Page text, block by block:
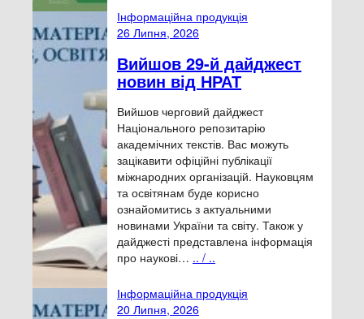
Інформаційна продукція
26 Липня, 2026
Вийшов 29-й дайджест
новин від НРАТ
Вийшов черговий дайджест
Національного репозитарію
академічних текстів. Вас можуть
зацікавити офіційні публікації
міжнародних організацій. Науковцям
та освітянам буде корисно
ознайомитись з актуальними
новинами України та світу. Також у
дайджесті представлена інформація
про наукові… .. / ..
Інформаційна продукція
20 Липня, 2026